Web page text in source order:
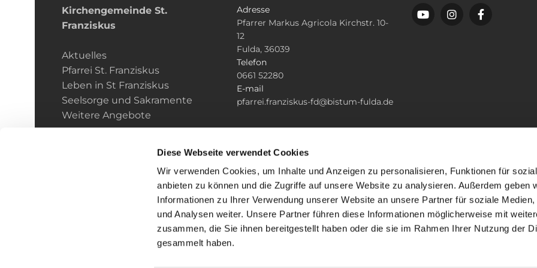
Diese Webseite verwendet Cookies
Wir verwenden Cookies, um Inhalte und Anzeigen zu personalisieren, Funktionen für
anbieten zu können und die Zugriffe auf unsere Website zu analysieren. Außerdem geben
Informationen zu Ihrer Verwendung unserer Website an unsere Partner für soziale Medien,
und Analysen weiter. Unsere Partner führen diese Informationen möglicherweise mit
zusammen, die Sie ihnen bereitgestellt haben oder die sie im Rahmen Ihrer Nutzung der
gesammelt haben.
Kirchengemeinde­­ St.
Franziskus
Aktuelles
Pfarrei St. Franziskus
Leben in St Franziskus
Seelsorge und Sakramente
Weitere Angebote
Adresse
Pfarrer Markus Agricola Kirchstr. 10-
12
Fulda, 36039
Telefon
0661 52280
E-mail
pfarrei.franziskus-fd@bistum-fulda.de
Impressum Datenschutzerklärung ChurchDesk-